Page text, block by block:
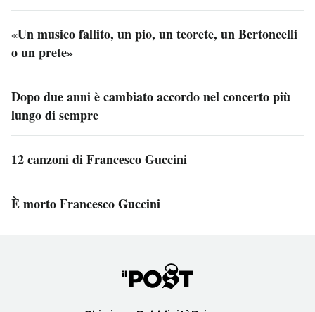
«Un musico fallito, un pio, un teorete, un Bertoncelli
o un prete»
Dopo due anni è cambiato accordo nel concerto più
lungo di sempre
12 canzoni di Francesco Guccini
È morto Francesco Guccini